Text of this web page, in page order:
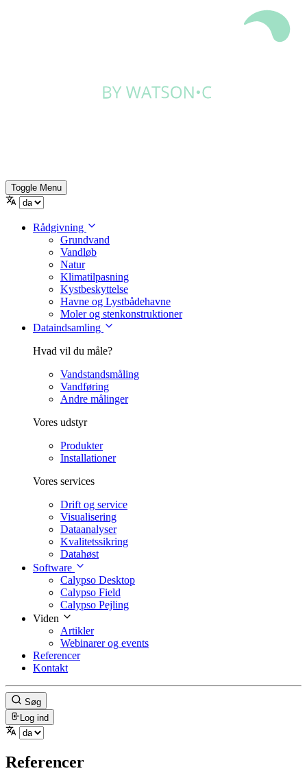
Toggle Menu
Rådgivning
Grundvand
Vandløb
Natur
Klimatilpasning
Kystbeskyttelse
Havne og Lystbådehavne
Moler og stenkonstruktioner
Dataindsamling
Hvad vil du måle?
Vandstandsmåling
Vandføring
Andre målinger
Vores udstyr
Produkter
Installationer
Vores services
Drift og service
Visualisering
Dataanalyser
Kvalitetssikring
Datahøst
Software
Calypso Desktop
Calypso Field
Calypso Pejling
Viden
Artikler
Webinarer og events
Referencer
Kontakt
Søg
Log ind
Referencer